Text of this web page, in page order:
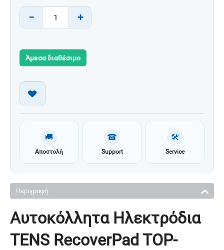
+
−
Άμεσα διαθέσιμο
🚚
Αποστολή
☎
Support
🛠
Service
Περιγραφή
Αυτοκόλλητα Ηλεκτρόδια
TENS RecoverPad TOP-